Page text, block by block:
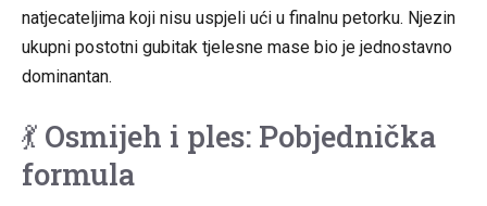
natjecateljima koji nisu uspjeli ući u finalnu petorku. Njezin
ukupni postotni gubitak tjelesne mase bio je jednostavno
dominantan.
💃 Osmijeh i ples: Pobjednička
formula